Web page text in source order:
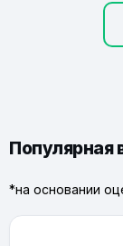
Популярная
*на основании